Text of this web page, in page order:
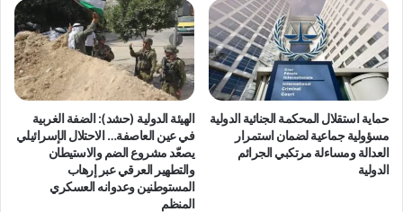
س
ل
ة
ن
ش
ط
ا
ت
ه
ه
ي
ب
و
ا
ت
ع
ذ
حماية استقلال المحكمة الجنائية الدولية
مسؤولية جماعية لضمان استمرار
العدالة ومساءلة مرتكبي الجرائم
الدولية
الهيئة الدولية (حشد): الضفة الغربية
في عين العاصفة… الاحتلال الإسرائيلي
يصعّد مشروع الضم والاستيطان
والتطهير العرقي عبر إرهاب
المستوطنين وعدوانه العسكري
المنظم